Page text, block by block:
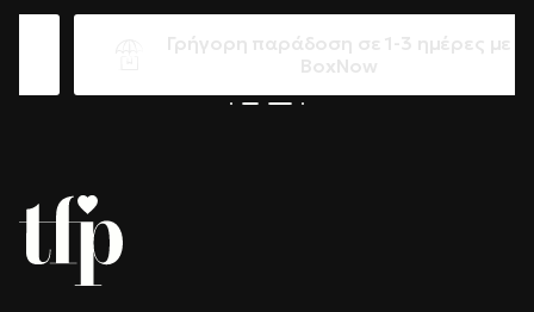
Γρήγορη παράδοση σε 1-3 ημέρες με
BoxNow